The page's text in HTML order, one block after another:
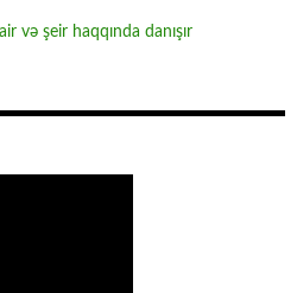
və şeir haqqında danışır